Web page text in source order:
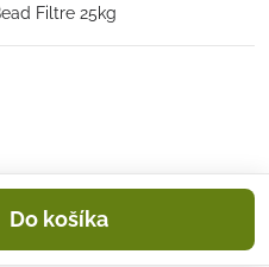
Filtre 25kg
Do košíka